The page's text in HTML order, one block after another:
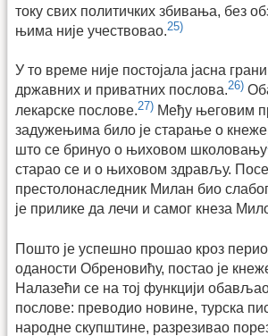
току свих политичких збивања, без
њима није учествовао.25)
У то време није постојала јасна
државних и приватних послова.26)
лекарске послове.27) Међу његовим
задужењима било је старање о
што се бринуо о њиховом школовању
старао се и о њиховом здрављу.
престолонаследник Милан био
је прилике да лечи и самог кнеза
Пошто је успешно прошао кроз
оданости Обреновићу, постао је
Налазећи се на тој функцији
послове: преводио новине, турска
народне скупштине, разрезивао